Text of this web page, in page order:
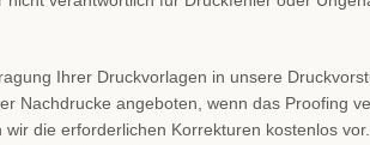
Ihrer Druckvorlagen in unsere
angeboten, wenn das Proofing
die erforderlichen Korrekturen kostenlos